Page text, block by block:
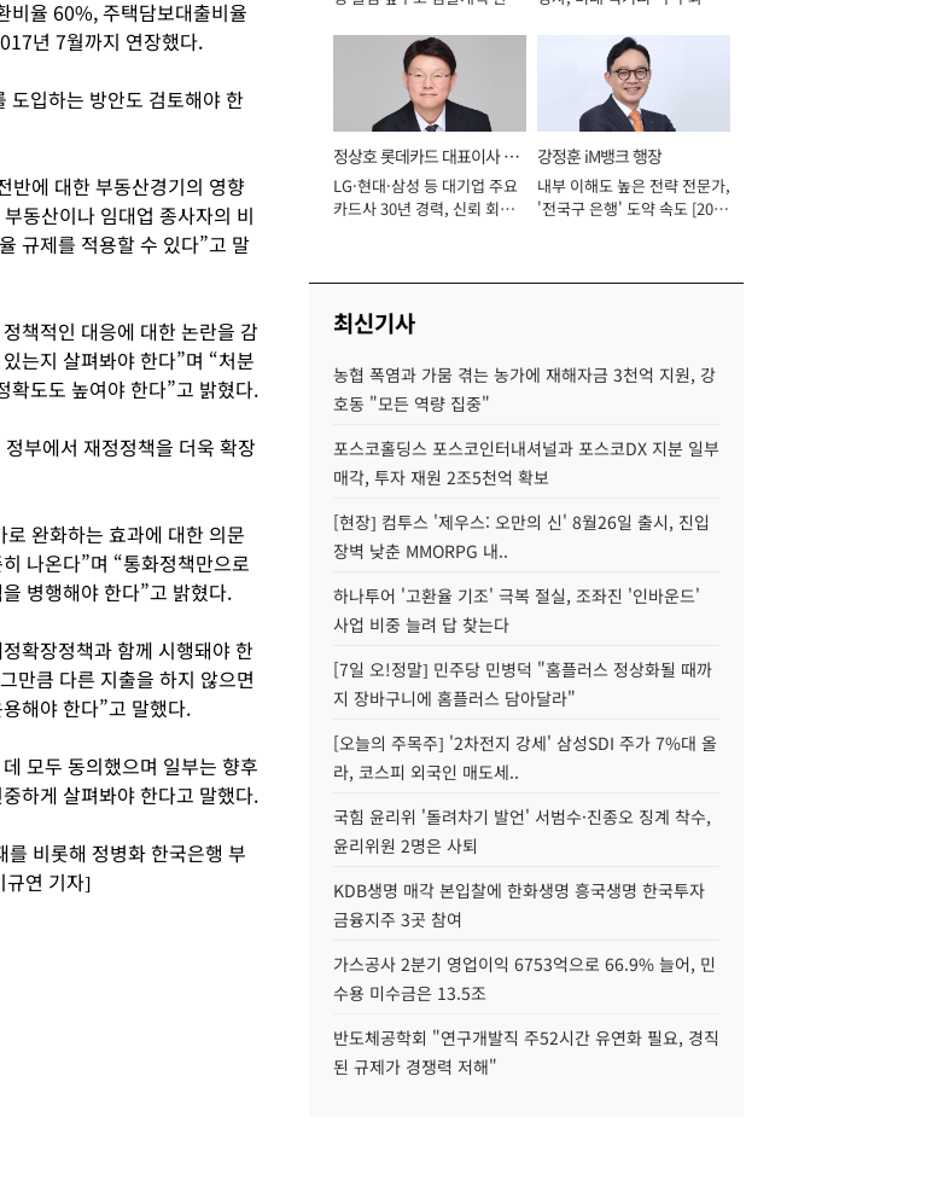
비율 60%, 주택담보대출비율
년 7월까지 연장했다.
도입하는 방안도 검토해야 한
반에 대한 부동산경기의 영향
동산이나 임대업 종사자의 비
규제를 적용할 수 있다”고 말
책적인 대응에 대한 논란을 감
는지 살펴봐야 한다”며 “처분
확도도 높여야 한다”고 밝혔다.
부에서 재정정책을 더욱 확장
완화하는 효과에 대한 의문
나온다”며 “통화정책만으로
병행해야 한다”고 밝혔다.
확장정책과 함께 시행돼야 한
만큼 다른 지출을 하지 않으면
해야 한다”고 말했다.
모두 동의했으며 일부는 향후
하게 살펴봐야 한다고 말했다.
비롯해 정병화 한국은행 부
규연 기자]
정상호 롯데카드 대표이사 사
장
LG·현대·삼성 등 대기업 주요
카드사 30년 경력, 신뢰 회복
강정훈 iM뱅크 행장
내부 이해도 높은 전략 전문가,
'전국구 은행' 도약 속도 [2026
최신기사
농협 폭염과 가뭄 겪는 농가에 재해자금 3천억 지원, 강
호동 "모든 역량 집중"
포스코홀딩스 포스코인터내셔널과 포스코DX 지분 일부
매각, 투자 재원 2조5천억 확보
[현장] 컴투스 '제우스: 오만의 신' 8월26일 출시, 진입
장벽 낮춘 MMORPG 내..
하나투어 '고환율 기조' 극복 절실, 조좌진 '인바운드'
사업 비중 늘려 답 찾는다
[7일 오!정말] 민주당 민병덕 "홈플러스 정상화될 때까
지 장바구니에 홈플러스 담아달라"
[오늘의 주목주] '2차전지 강세' 삼성SDI 주가 7%대 올
라, 코스피 외국인 매도세..
국힘 윤리위 '돌려차기 발언' 서범수·진종오 징계 착수,
윤리위원 2명은 사퇴
KDB생명 매각 본입찰에 한화생명 흥국생명 한국투자
금융지주 3곳 참여
가스공사 2분기 영업이익 6753억으로 66.9% 늘어, 민
수용 미수금은 13.5조
반도체공학회 "연구개발직 주52시간 유연화 필요, 경직
된 규제가 경쟁력 저해"